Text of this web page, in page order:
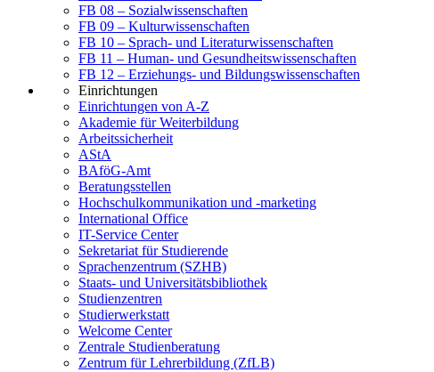
FB 08 – Sozialwissenschaften
FB 09 – Kulturwissenschaften
FB 10 – Sprach- und Literaturwissenschaften
FB 11 – Human- und Gesundheitswissenschaften
FB 12 – Erziehungs- und Bildungswissenschaften
Einrichtungen
Einrichtungen von A-Z
Akademie für Weiterbildung
Arbeitssicherheit
AStA
BAföG-Amt
Beratungsstellen
Hochschulkommunikation und -marketing
International Office
IT-Service Center
Sekretariat für Studierende
Sprachenzentrum (SZHB)
Staats- und Universitätsbibliothek
Studienzentren
Studierwerkstatt
Welcome Center
Zentrale Studienberatung
Zentrum für Lehrerbildung (ZfLB)